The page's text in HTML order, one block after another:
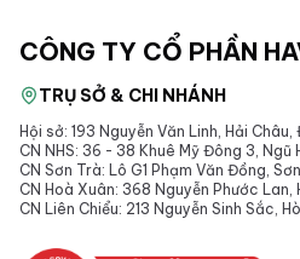
CÔNG TY CỔ PHẦN
TRỤ SỞ & CHI NHÁNH
Hội sở: 193 Nguyễn Văn Linh, Hải Châu,
CN NHS: 36 - 38 Khuê Mỹ Đông 3, Ngũ
CN Sơn Trà: Lô G1 Phạm Văn Đồng,
CN Hoà Xuân: 368 Nguyễn Phước Lan,
CN Liên Chiểu: 213 Nguyễn Sinh Sắc,